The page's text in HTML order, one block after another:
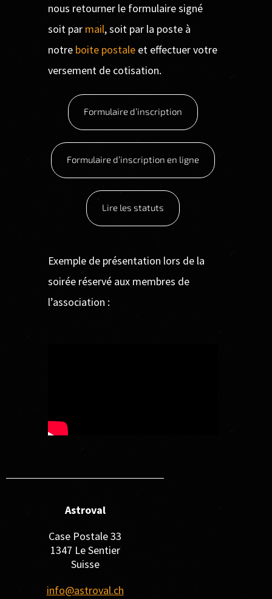
nous retourner le formulaire signé
soit par mail,soit par la poste à
notre boite postale et effectuer votre
versement de cotisation.
Formulaire d’inscription
Formulaire d’inscription en ligne
Lire les statuts
Exemple de présentation lors de la
soirée réservé aux membres de
l’association :
Astroval
Case Postale 33
1347 Le Sentier
Suisse
info@astroval.ch